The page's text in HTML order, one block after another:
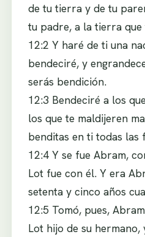
de tu tierra y de tu
tu padre, a la tierra
12:2 Y haré de ti una
bendeciré, y
serás bendición.
12:3 Bendeciré a los
los que te maldijeren
benditas en ti todas las
12:4 Y se fue Abram,
Lot fue con él. Y era
setenta y cinco años
12:5 Tomó, pues,
Lot hijo de su hermano,